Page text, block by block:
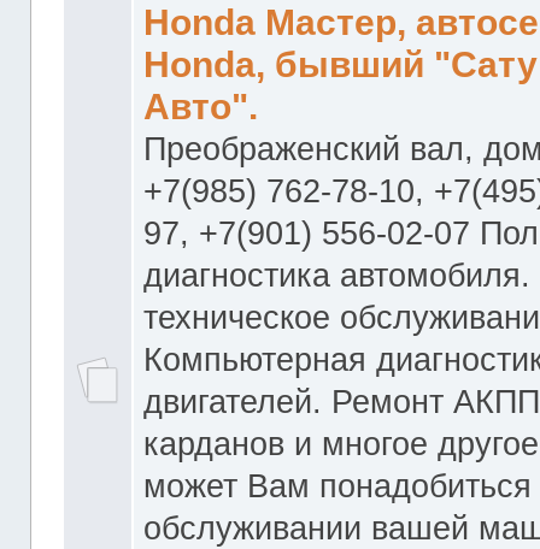
Honda Мастер,
Honda, бывший
Авто".
Преображенский вал,
+7(985) 762-78-10,
97, +7(901) 556-02-07
диагностика
техническое
Компьютерная
двигателей. Ремонт
карданов и многое
может Вам понадобиться
обслуживании вашей